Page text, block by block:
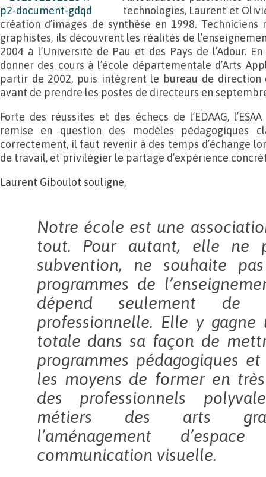
technologies, Laurent et
création d’images de synthèse en 1998.
graphistes, ils découvrent les réalités de
2004 à l’Université de Pau et des Pays de l’Adour.
donner des cours à l’école départementale d’Arts
partir de 2002, puis intègrent le bureau de direction
avant de prendre les postes de directeurs en
Forte des réussites et des échecs de l’EDAAG,
remise en question des modèles pédagogiques
correctement, il faut revenir à des temps d’échange
de travail, et privilégier le partage d’expérience
Laurent Giboulot souligne,
Notre école est une
tout. Pour autant, elle ne
subvention, ne souhaite
programmes de
dépend seulement de
professionnelle. Elle y gagne
totale dans sa façon de
programmes pédagogiques
les moyens de former en
des professionnels
métiers des arts
l’aménagement
communication visuelle.